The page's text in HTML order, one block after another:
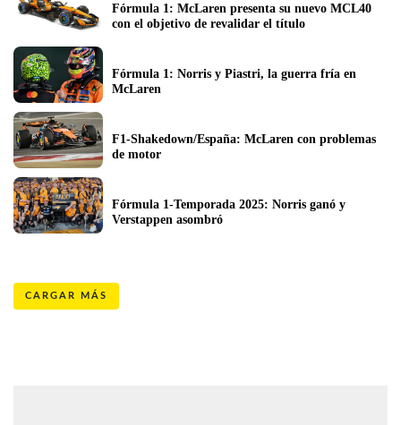
Fórmula 1: McLaren presenta su nuevo MCL40
con el objetivo de revalidar el título
Fórmula 1: Norris y Piastri, la guerra fría en
McLaren
F1-Shakedown/España: McLaren con problemas
de motor
Fórmula 1-Temporada 2025: Norris ganó y
Verstappen asombró
CARGAR MÁS